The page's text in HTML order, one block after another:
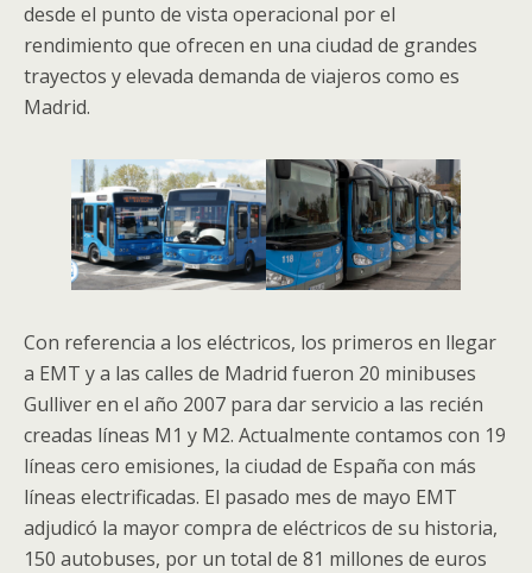
desde el punto de vista operacional por el
rendimiento que ofrecen en una ciudad de grandes
trayectos y elevada demanda de viajeros como es
Madrid.
Con referencia a los eléctricos, los primeros en llegar
a EMT y a las calles de Madrid fueron 20 minibuses
Gulliver en el año 2007 para dar servicio a las recién
creadas líneas M1 y M2. Actualmente contamos con 19
líneas cero emisiones, la ciudad de España con más
líneas electrificadas. El pasado mes de mayo EMT
adjudicó la mayor compra de eléctricos de su historia,
150 autobuses, por un total de 81 millones de euros